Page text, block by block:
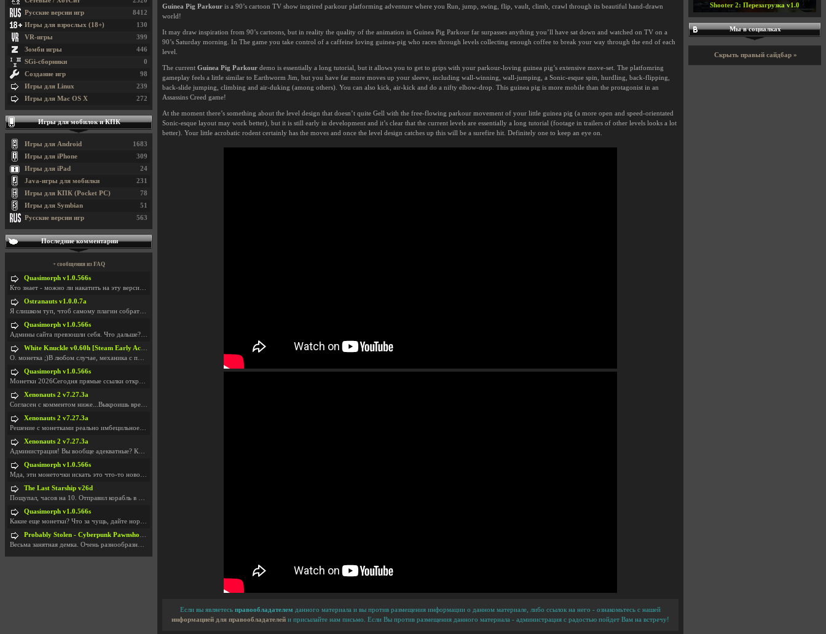
Guinea Pig Parkour is a 90’s cartoon TV show inspired parkour platforming adventure where you Run, jump, swing, flip, vault, climb, crawl through its beautiful hand-drawn
world!
It may draw inspiration from 90’s cartoons, but in reality the quality of the animation in Guinea Pig Parkour far surpasses anything you’ll have sat down and watched on TV on a
90’s Saturday morning. In The game you take control of a caffeine loving guinea-pig who races through levels collecting enough coffee to break your way through the end of each
level.
The current Guinea Pig Parkour demo is essentially a long tutorial, but it allows you to get to grips with your parkour-loving guinea pig’s extensive move-set. The platfomring
gameplay feels a little similar to Earthworm Jim, but you have far more moves up your sleeve, including wall-winning, wall-jumping, a Sonic-esque spin, hurdling, back-flipping,
back-slide jumping, climbing and air-duking (among others). You can also kick, air-kick and do a nifty elbow-drop. This guinea pig is more mobile than the protagonist in an
Assassins Creed game!
At the moment there’s something about the level design that doesn’t quite Gell with the free-flowing parkour movement of your little guinea pig (a more open and speed-orientated
Sonic-esque layout may work better), but it is still early in development and it’s clear that the current levels are essentially a long tutorial (footage in trailers of other levels looks a lot
better). Your little acrobatic rodent certainly has the moves and once the level design catches up this will be a surefire hit. Definitely one to keep an eye on.
Если вы являетесь правообладателем данного материала и вы против размещения информации о данном материале, либо ссылок на него - ознакомьтесь с нашей
информацией для правообладателей и присылайте нам письмо. Если Вы против размещения данного материала - администрация с радостью пойдет Вам на встречу!
8412
Русские версии игр
130
Игры для взрослых (18+)
399
VR-игры
446
Зомби игры
0
SGi-сборники
98
Создание игр
239
Игры для Linux
272
Игры для Mac OS X
Игры для мобилок и КПК
1683
Игры для Android
309
Игры для iPhone
24
Игры для iPad
231
Java-игры для мобилки
78
Игры для КПК (Pocket PC)
51
Игры для Symbian
563
Русские версии игр
Последние комментарии
+ сообщения из FAQ
Quasimorph v1.0.566s
Кто знает - можно ли накатить на эту версию моды?
Ostranauts v1.0.0.7a
Я слишком туп, чтоб самому плагин собрать. И что-т
Quasimorph v1.0.566s
Админы сайта превзошли себя. Что дальше? Засунь се
White Knuckle v0.60h [Steam Early Access]
О. монетка ;)В любом случае, механика с поиском мо
Quasimorph v1.0.566s
Монетки 2026Сегодня прямые ссылки открываются посл
Xenonauts 2 v7.27.3a
Согласен с комментом ниже...Выкроишь время чтобы з
Xenonauts 2 v7.27.3a
Решение с монетками реально имбецильное. Как сдела
Xenonauts 2 v7.27.3a
Администрация! Вы вообще адекватные? Какие монетки
Quasimorph v1.0.566s
Мда, эти монеточки искать это что-то новое в сфере
The Last Starship v26d
Пощупал, часов на 10. Отправил корабль в другую Га
Quasimorph v1.0.566s
Какие еще монетки? Что за чущь, дайте нормально ск
Probably Stolen - Cyberpunk Pawnshop Simulator v048c [Playtest]
Весьма занятная демка. Очень разнообразные механик
Shooter 2: Перезагрузка v1.0
Мы в социалках
Скрыть правый сайдбар »